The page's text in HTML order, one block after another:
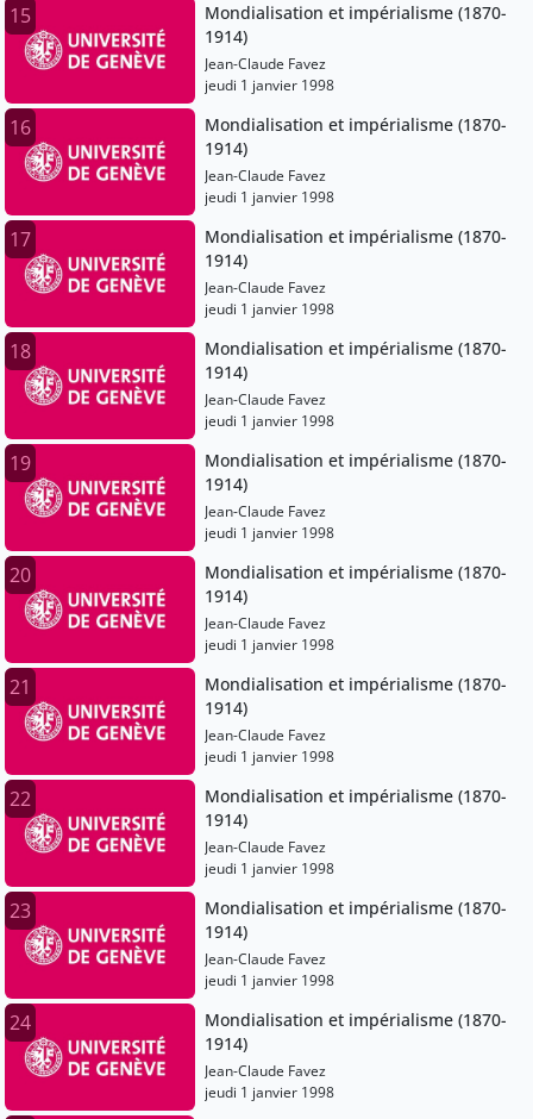
15
Mondialisation et impérialisme (1870-
1914)
Jean-Claude Favez
jeudi 1 janvier 1998
16
Mondialisation et impérialisme (1870-
1914)
Jean-Claude Favez
jeudi 1 janvier 1998
17
Mondialisation et impérialisme (1870-
1914)
Jean-Claude Favez
jeudi 1 janvier 1998
18
Mondialisation et impérialisme (1870-
1914)
Jean-Claude Favez
jeudi 1 janvier 1998
19
Mondialisation et impérialisme (1870-
1914)
Jean-Claude Favez
jeudi 1 janvier 1998
20
Mondialisation et impérialisme (1870-
1914)
Jean-Claude Favez
jeudi 1 janvier 1998
21
Mondialisation et impérialisme (1870-
1914)
Jean-Claude Favez
jeudi 1 janvier 1998
22
Mondialisation et impérialisme (1870-
1914)
Jean-Claude Favez
jeudi 1 janvier 1998
23
Mondialisation et impérialisme (1870-
1914)
Jean-Claude Favez
jeudi 1 janvier 1998
24
Mondialisation et impérialisme (1870-
1914)
Jean-Claude Favez
jeudi 1 janvier 1998